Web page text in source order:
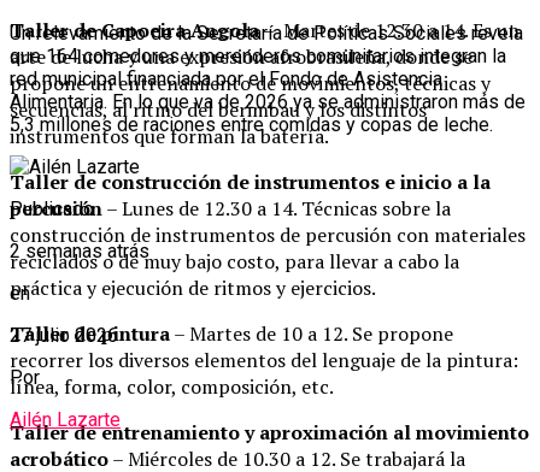
Taller de Capoeira Angola– Martes de 12.30 a 14. Es un
arte de lucha y una expresión afrobrasileña, donde se
propone un entrenamiento de movimientos, técnicas y
secuencias, al ritmo del berimbau y los distintos
instrumentos que forman la batería.
Taller de construcción de instrumentos e inicio a la
percusión– Lunes de 12.30 a 14. Técnicas sobre la
construcción de instrumentos de percusión con materiales
reciclados o de muy bajo costo, para llevar a cabo la
práctica y ejecución de ritmos y ejercicios.
Taller de pintura– Martes de 10 a 12. Se propone
recorrer los diversos elementos del lenguaje de la pintura:
línea, forma, color, composición, etc.
Taller de entrenamiento y aproximación al movimiento
acrobático– Miércoles de 10.30 a 12. Se trabajará la
Un relevamiento de la Secretaría de Políticas Sociales revela
que 164 comedores y merenderos comunitarios integran la
red municipal financiada por el Fondo de Asistencia
Alimentaria. En lo que va de 2026 ya se administraron más de
5,3 millones de raciones entre comidas y copas de leche.
Publicado
2 semanas atrás
en
27 julio 2026
Por
Ailén Lazarte